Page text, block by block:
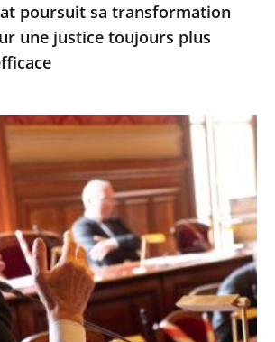
poursuit sa transformation
une justice toujours plus